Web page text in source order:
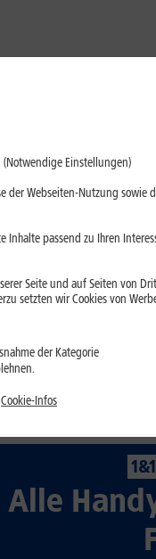
Alle
Einstellungen)
der Webseiten-Nutzung sowie
passend zu Ihren
Seite und auf Seiten von
setzten wir Cookies von
der Kategorie
Cookie-Infos